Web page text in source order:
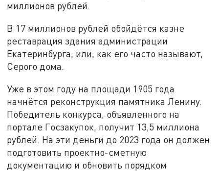
миллионов рублей.
В 17 миллионов рублей обойдётся казне
реставрация здания администрации
Екатеринбурга, или, как его часто называют,
Серого дома.
Уже в этом году на площади 1905 года
начнётся реконструкция памятника Ленину.
Победитель конкурса, объявленного на
портале Госзакупок, получит 13,5 миллиона
рублей. На эти деньги до 2023 года он должен
подготовить проектно-сметную
документацию и обновить порядком